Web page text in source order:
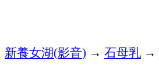
新養女湖(影音) → 石母乳 →